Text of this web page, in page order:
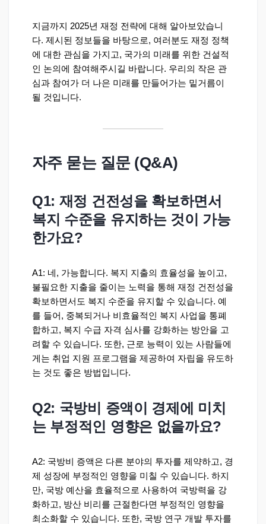
지금까지 2025년 재정 전략에 대해 알아보았습니
다. 제시된 정보들을 바탕으로, 여러분도 재정 정책
에 대한 관심을 가지고, 국가의 미래를 위한 건설적
인 논의에 참여해주시길 바랍니다. 우리의 작은 관
심과 참여가 더 나은 미래를 만들어가는 밑거름이
될 것입니다.
자주 묻는 질문 (Q&A)
Q1: 재정 건전성을 확보하면서
복지 수준을 유지하는 것이 가능
한가요?
A1: 네, 가능합니다. 복지 지출의 효율성을 높이고,
불필요한 지출을 줄이는 노력을 통해 재정 건전성을
확보하면서도 복지 수준을 유지할 수 있습니다. 예
를 들어, 중복되거나 비효율적인 복지 사업을 통폐
합하고, 복지 수급 자격 심사를 강화하는 방안을 고
려할 수 있습니다. 또한, 근로 능력이 있는 사람들에
게는 취업 지원 프로그램을 제공하여 자립을 유도하
는 것도 좋은 방법입니다.
Q2: 국방비 증액이 경제에 미치
는 부정적인 영향은 없을까요?
A2: 국방비 증액은 다른 분야의 투자를 제약하고, 경
제 성장에 부정적인 영향을 미칠 수 있습니다. 하지
만, 국방 예산을 효율적으로 사용하여 국방력을 강
화하고, 방산 비리를 근절한다면 부정적인 영향을
최소화할 수 있습니다. 또한, 국방 연구 개발 투자를